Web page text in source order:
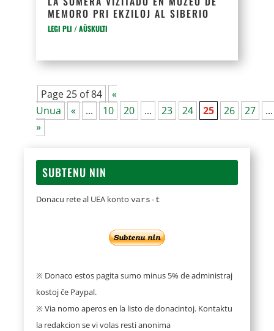
MEMORO PRI EKZILOJ AL SIBERIO
LEGI PLI / AŬSKULTI
Page 25 of 84
«
Unua
« ... 10 20 ... 23 24 25 26 27
...
»
SUBTENU NIN
Donacu rete al UEA kontovars-t
※ Donaco estos pagita sumo minus 5% de administraj
kostoj ĉe Paypal.
※ Via nomo aperos en la listo de donacintoj. Kontaktu
la redakcion se vi volas resti anonima